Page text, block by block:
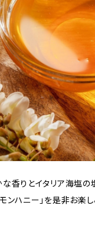
香りとイタリア海塩
ンハニー」を是非お楽し